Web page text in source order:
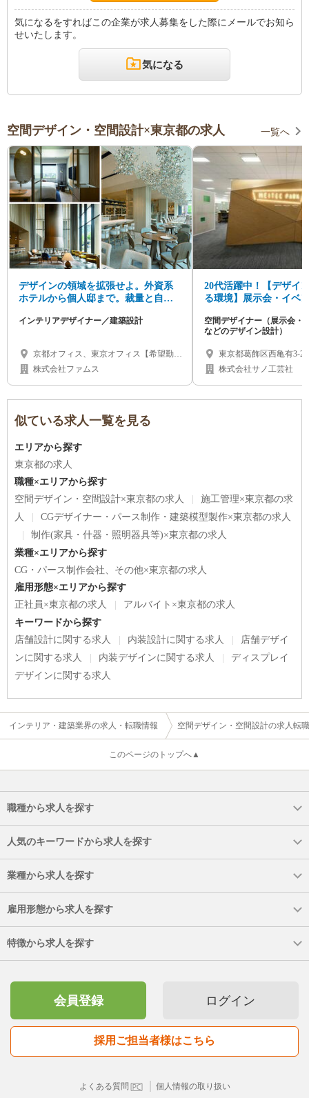
気になるをすればこの企業が求人募集をした際にメールでお知ら
せいたします。
気になる
空間デザイン・空間設計×東京都の求人 一覧へ
デザインの領域を拡張せよ。外資系
ホテルから個人邸まで。裁量と自由
イナー募集
インテリアデザイナー／建築設計
京都オフィス、東京オフィス【希望勤務
地の選択可】
株式会社ファムス
20代活躍中！【デザイ
る環境】展示会・イベ
空間デザイナー（展示会・
などのデザイン設計）
東京都葛飾区西亀有3-
株式会社サノ工芸社
似ている求人一覧を見る
エリアから探す
東京都の求人
職種×エリアから探す
空間デザイン・空間設計×東京都の求人
施工管理×東京都の求
人
CGデザイナー・パース制作・建築模型製作×東京都の求人
制作(家具・什器・照明器具等)×東京都の求人
業種×エリアから探す
CG・パース制作会社、その他×東京都の求人
雇用形態×エリアから探す
正社員×東京都の求人
アルバイト×東京都の求人
キーワードから探す
店舗設計に関する求人
内装設計に関する求人
店舗デザイ
ンに関する求人
内装デザインに関する求人
ディスプレイ
デザインに関する求人
インテリア・建築業界の求人・転職情報 空間デザイン・空間設計の求人転
このページのトップへ▲
職種から求人を探す
人気のキーワードから求人を探す
業種から求人を探す
雇用形態から求人を探す
特徴から求人を探す
会員登録 ログイン
採用ご担当者様はこちら
よくある質問 個人情報の取り扱い